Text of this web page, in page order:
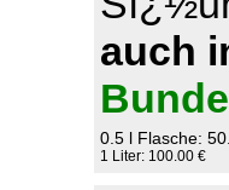
auch
0.5 l Flasche:
1 Liter: 100.00 €